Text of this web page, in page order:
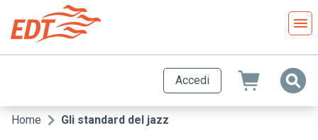
contenuto
principale
Accedi
Briciole
Home Gli standard del jazz